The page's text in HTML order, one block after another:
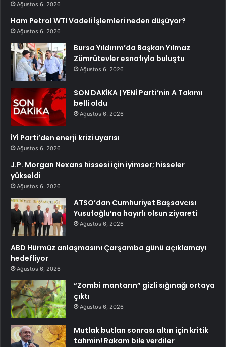
Ağustos 6, 2026
Ham Petrol WTI Vadeli İşlemleri neden düşüyor?
Ağustos 6, 2026
Bursa Yıldırım’da Başkan Yılmaz
Zümrütevler esnafıyla buluştu
Ağustos 6, 2026
SON DAKİKA | YENİ Parti’nin A Takımı
belli oldu
Ağustos 6, 2026
İYİ Parti’den enerji krizi uyarısı
Ağustos 6, 2026
J.P. Morgan Nexans hissesi için iyimser; hisseler
yükseldi
Ağustos 6, 2026
ATSO’dan Cumhuriyet Başsavcısı
Yusufoğlu’na hayırlı olsun ziyareti
Ağustos 6, 2026
ABD Hürmüz anlaşmasını Çarşamba günü açıklamayı
hedefliyor
Ağustos 6, 2026
“Zombi mantarın” gizli sığınağı ortaya
çıktı
Ağustos 6, 2026
Mutlak butlan sonrası altın için kritik
tahmin! Rakam bile verdiler